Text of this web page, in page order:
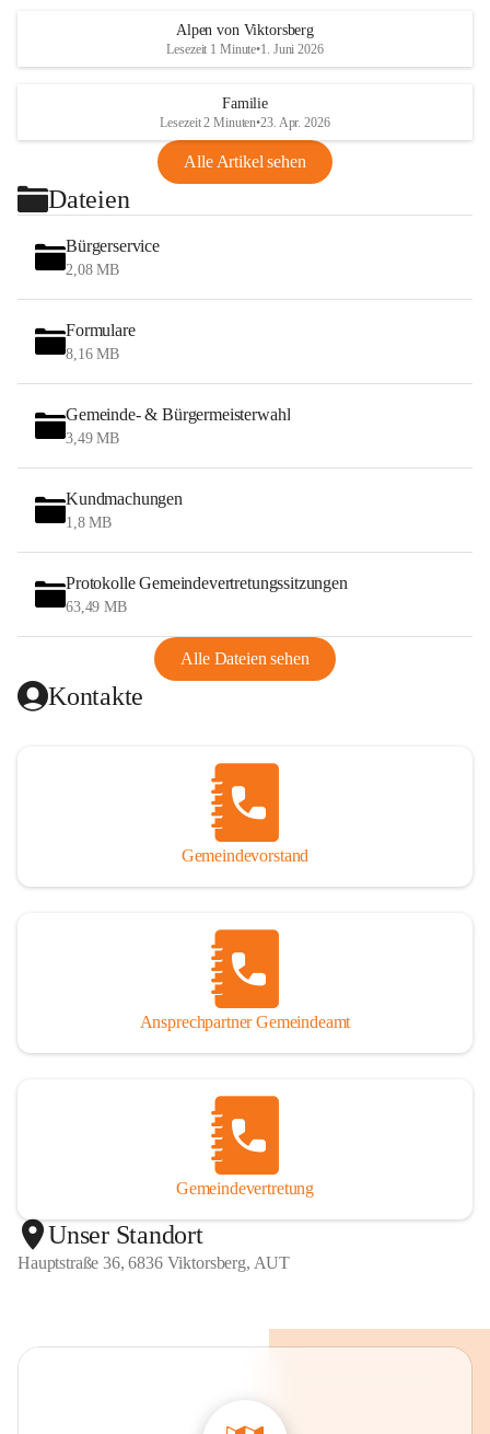
Alpen von Viktorsberg
Lesezeit 1 Minute•1. Juni 2026
Familie
Lesezeit 2 Minuten•23. Apr. 2026
Alle Artikel sehen
Dateien
Bürgerservice
2,08 MB
Formulare
8,16 MB
Gemeinde- & Bürgermeisterwahl
3,49 MB
Kundmachungen
1,8 MB
Protokolle Gemeindevertretungssitzungen
63,49 MB
Alle Dateien sehen
Kontakte
Gemeindevorstand
Ansprechpartner Gemeindeamt
Gemeindevertretung
Unser Standort
Hauptstraße 36, 6836 Viktorsberg, AUT